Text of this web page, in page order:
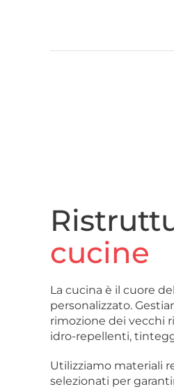
cucine
La cucina è il cuore
personalizzato.
rimozione dei vecchi
idro-repellenti,
Utilizziamo materiali
selezionati per